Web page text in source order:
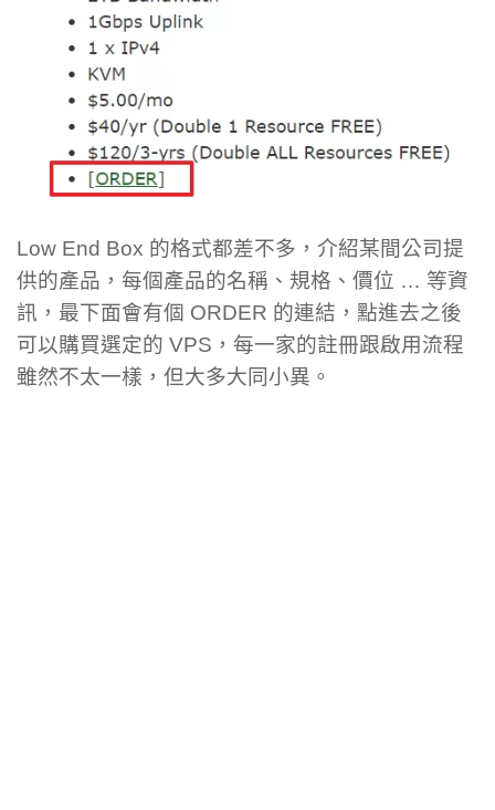
Low End Box 的格式都差不多，介紹某間公司提
供的產品，每個產品的名稱、規格、價位 … 等資
訊，最下面會有個 ORDER 的連結，點進去之後
可以購買選定的 VPS，每一家的註冊跟啟用流程
雖然不太一樣，但大多大同小異。